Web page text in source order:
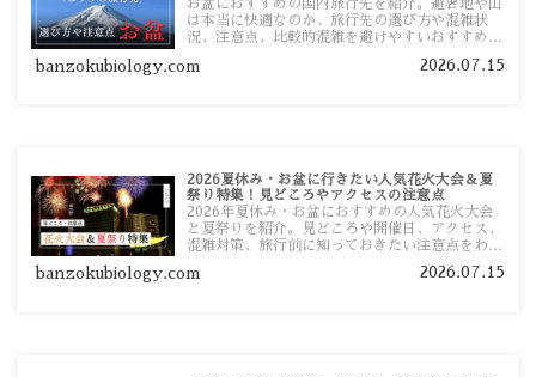
お盆におすすめの国内旅行先を紹介。避暑地や山
は本当に快適なのか、旅行先の選び方や混雑状
況、注意点、比較的混雑を避けやすいおすすめス
す。
banzokubiology.com 2026.07.15
2026夏休み・お盆に行きたい人気花火大会＆夏
祭り特集！見どころやアクセスの注意点
2026年夏休み・お盆におすすめの人気花火大会
と夏祭りを紹介。見どころや開催日、アクセス、
混雑対策、旅行前に知っておきたい注意点をわか
banzokubiology.com 2026.07.15